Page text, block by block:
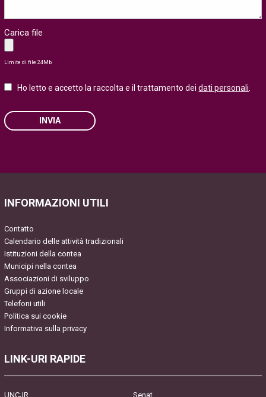
Carica file
Limite di file 24Mb
Ho letto e accetto la raccolta e il trattamento deidati personali
INVIA
empty.
INFORMAZIONI UTILI
Contatto
Calendario delle attività tradizionali
Istituzioni della contea
Municipi nella contea
Associazioni di sviluppo
Gruppi di azione locale
Telefoni utili
Politica sui cookie
Informativa sulla privacy
LINK-URI RAPIDE
UNCJR Senat